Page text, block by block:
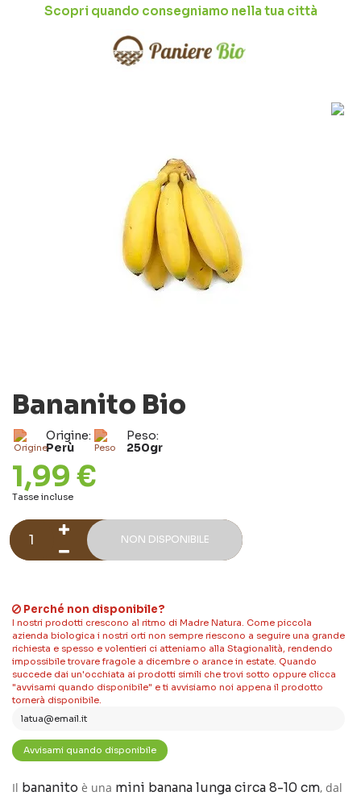
Scopri quando consegniamo nella tua città
Bananito Bio
Origine:
Perù
Peso:
250gr
1,99 €
Tasse incluse
NON DISPONIBILE
Perché non disponibile?
I nostri prodotti crescono al ritmo di Madre Natura. Come piccola
azienda biologica i nostri orti non sempre riescono a seguire una grande
richiesta e spesso e volentieri ci atteniamo alla Stagionalità, rendendo
impossibile trovare fragole a dicembre o arance in estate. Quando
succede dai un'occhiata ai prodotti simili che trovi sotto oppure clicca
"avvisami quando disponibile" e ti avvisiamo noi appena il prodotto
tornerà disponibile.
Il bananito è una mini banana lunga circa 8-10 cm, dal